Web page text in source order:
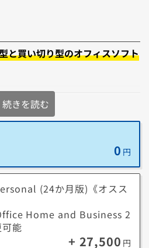
機能です。暗号化することでパソコン
ップ
を搭載したパソコンを遠隔操作する
パソコンにあるデータを利用したいと
護
いように保護する機能です。
と買い切り型のオフィスソフト
Excel PowerPoint Outlook OneNote
合がございます。
365とOfficeについて詳しくはこちら
きを読む
0 円
(24か月版)《オスス
Home and Business 2
能
+ 27,500 円